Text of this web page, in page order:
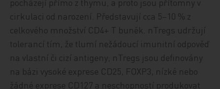
cirkulaci od narození. Představují cca 5–10 % z
celkového množství CD4+ T buněk. nTregs udržují
tolerancí tím, že tlumí nežádoucí imunitní odpověď
na vlastní či cizí antigeny; nTregs jsou definovány
na bázi vysoké exprese CD25, FOXP3, nízké nebo
žádné exprese CD127 a neschopností produkovat